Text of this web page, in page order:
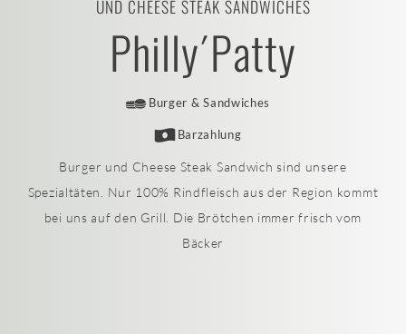
UND CHEESE STEAK SANDWICHES
Philly´Patty
Burger & Sandwiches
Barzahlung
Burger und Cheese Steak Sandwich sind unsere
Spezialtäten. Nur 100% Rindfleisch aus der Region kommt
bei uns auf den Grill. Die Brötchen immer frisch vom
Bäcker